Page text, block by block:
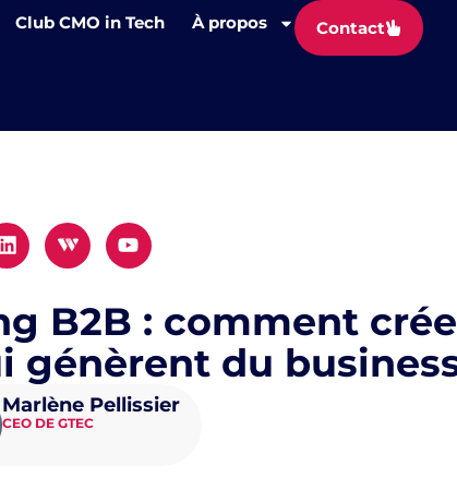
Club CMO in Tech À propos Contact
B2B : comment
génèrent du
Marlène Pellissier
CEO DE GTEC